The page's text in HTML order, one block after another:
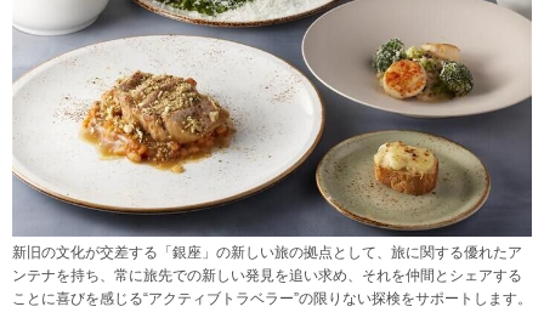
新旧の文化が交差する「銀座」の新しい旅の拠点として、旅に関する優れたア
ンテナを持ち、常に旅先での新しい発見を追い求め、それを仲間とシェアする
ことに喜びを感じる“アクティブトラベラー”の限りない探検をサポートします。